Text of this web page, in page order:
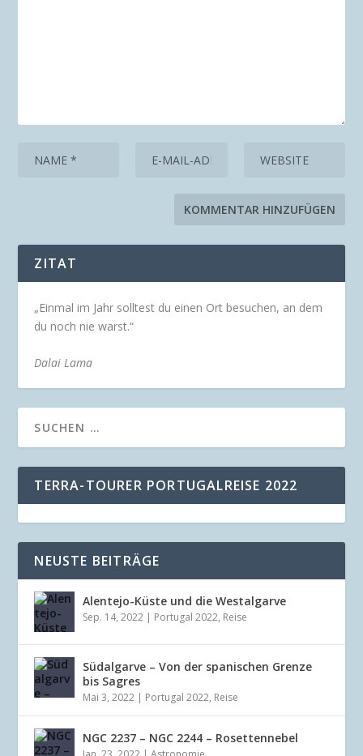
ZITAT
„Einmal im Jahr solltest du einen Ort besuchen, an dem
du noch nie warst.“
Dalai Lama
TERRA-TOURER PORTUGALREISE 2022
NEUSTE BEITRÄGE
Alentejo-Küste und die Westalgarve
Sep. 14, 2022 | Portugal 2022, Reise
Südalgarve – Von der spanischen Grenze
bis Sagres
Mai 3, 2022 | Portugal 2022, Reise
NGC 2237 – NGC 2244 – Rosettennebel